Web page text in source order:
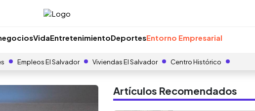
VidaEntretenimientoDeportesEntorno Empresarial
Empleos El Salvador Viviendas El Salvador Centro Histórico
Artículos Recomendados